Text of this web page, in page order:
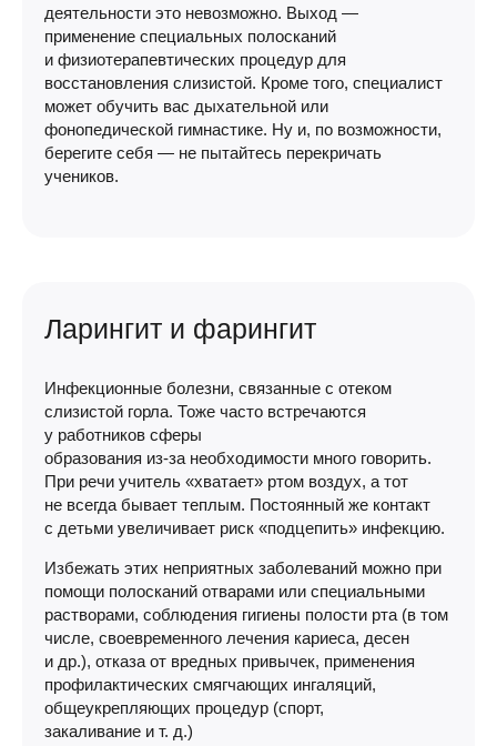
деятельности это невозможно. Выход —
применение специальных полосканий
и физиотерапевтических процедур для
восстановления слизистой. Кроме того, специалист
может обучить вас дыхательной или
фонопедической гимнастике. Ну и, по возможности,
берегите себя — не пытайтесь перекричать
учеников.
Ларингит и фарингит
Инфекционные болезни, связанные с отеком
слизистой горла. Тоже часто встречаются
у работников сферы
образования из-за необходимости много говорить.
При речи учитель «хватает» ртом воздух, а тот
не всегда бывает теплым. Постоянный же контакт
с детьми увеличивает риск «подцепить» инфекцию.
Избежать этих неприятных заболеваний можно при
помощи полосканий отварами или специальными
растворами, соблюдения гигиены полости рта (в том
числе, своевременного лечения кариеса, десен
и др.), отказа от вредных привычек, применения
профилактических смягчающих ингаляций,
общеукрепляющих процедур (спорт,
закаливание и т. д.)